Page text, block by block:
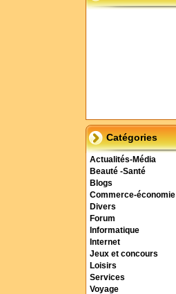
Catégories
Actualités-Média
Beauté -Santé
Blogs
Commerce-économie
Divers
Forum
Informatique
Internet
Jeux et concours
Loisirs
Services
Voyage